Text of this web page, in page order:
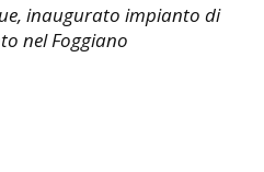
inaugurato impianto di
nel Foggiano